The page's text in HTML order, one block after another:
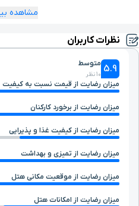
مشاهده
نظرات کاربران
5.9 متوسط
10 نظر
میزان رضایت از قیمت نسبت به کیفیت
میزان رضایت از برخورد کارکنان
میزان رضایت از کیفیت غذا و پذیرایی
میزان رضایت از تمیزی و بهداشت
میزان رضایت از موقعیت مکانی هتل
میزان رضایت از امکانات هتل